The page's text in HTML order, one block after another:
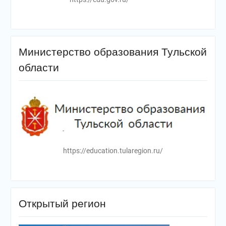
Министерство образования Тульской
области
https://education.tularegion.ru/
Открытый регион